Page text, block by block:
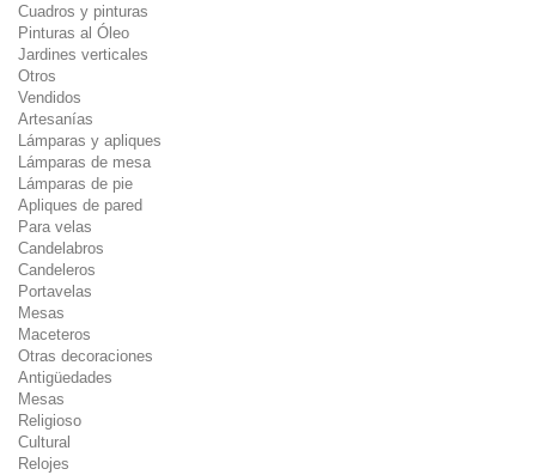
Cuadros y pinturas
Pinturas al Óleo
Jardines verticales
Otros
Vendidos
Artesanías
Lámparas y apliques
Lámparas de mesa
Lámparas de pie
Apliques de pared
Para velas
Candelabros
Candeleros
Portavelas
Mesas
Maceteros
Otras decoraciones
Antigüedades
Mesas
Religioso
Cultural
Relojes